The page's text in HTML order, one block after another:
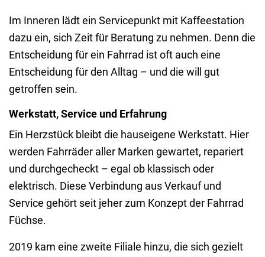
Im Inneren lädt ein Servicepunkt mit Kaffeestation
dazu ein, sich Zeit für Beratung zu nehmen. Denn die
Entscheidung für ein Fahrrad ist oft auch eine
Entscheidung für den Alltag – und die will gut
getroffen sein.
Werkstatt, Service und Erfahrung
Ein Herzstück bleibt die hauseigene Werkstatt. Hier
werden Fahrräder aller Marken gewartet, repariert
und durchgecheckt – egal ob klassisch oder
elektrisch. Diese Verbindung aus Verkauf und
Service gehört seit jeher zum Konzept der Fahrrad
Füchse.
2019 kam eine zweite Filiale hinzu, die sich gezielt